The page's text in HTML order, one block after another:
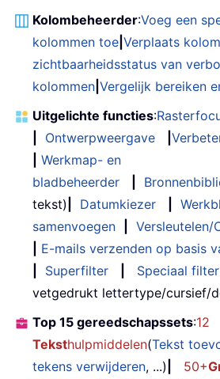
Kolombeheerder:Voeg een
kolommen toe Verplaats
zichtbaarheidsstatus van
kolommen Vergelijk bereiken
Uitgelichte functies:
Ontwerpweergave
Werkmap- en
bladbeheerder
tekst)
Datumkiezer
samenvoegen
Versleutelen/
E-mails verzenden op basis
Superfilter Speciaal filter
vetgedrukt lettertype/cursief/
Top 15 gereedschapssets:12
Teksthulpmiddelen(Tekst
tekens verwijderen, ...) 50+